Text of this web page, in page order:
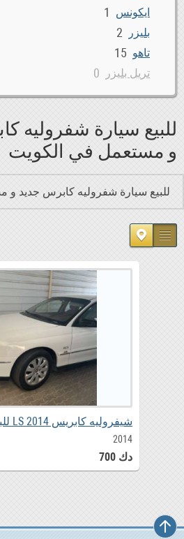
ايكونس 1
بليزر 2
تاهو 15
تريل بليزر 0
سوبربان 1
كابرس 1
كمارو 4
كورفيت 3
كولورادو 0
ماليبو
للبيع سيارة شفروليه
و مستعمل في الكويت
للبيع سيارة شفروليه كابرس جديد
شيفروليه كابريس LS 2014 للبيع
2014
دك 700